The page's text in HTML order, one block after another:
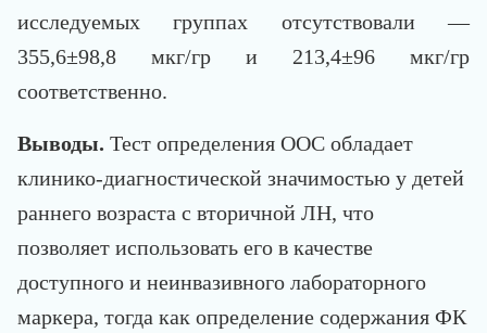
исследуемых группах отсутствовали —
355,6±98,8 мкг/гр и 213,4±96 мкг/гр
соответственно.
Выводы. Тест определения ООС обладает
клинико-диагностической значимостью у детей
раннего возраста с вторичной ЛН, что
позволяет использовать его в качестве
доступного и неинвазивного лабораторного
маркера, тогда как определение содержания ФК